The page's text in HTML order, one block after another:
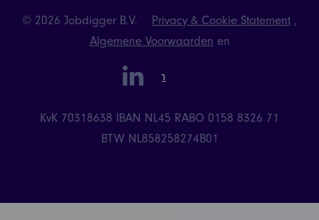
© 2026 Jobdigger B.V. Privacy & Cookie Statement ,
Algemene Voorwaarden en
Instagram
KvK 70318638 IBAN NL45 RABO 0158 8326 71
BTW NL858258274B01